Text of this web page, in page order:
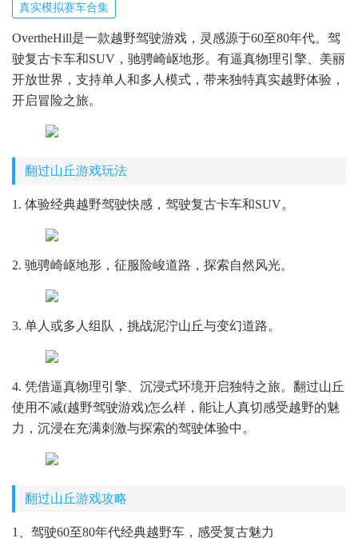
真实模拟赛车合集
OvertheHill是一款越野驾驶游戏，灵感源于60至80年代。驾
驶复古卡车和SUV，驰骋崎岖地形。有逼真物理引擎、美丽
开放世界，支持单人和多人模式，带来独特真实越野体验，
开启冒险之旅。
翻过山丘游戏玩法
1. 体验经典越野驾驶快感，驾驶复古卡车和SUV。
2. 驰骋崎岖地形，征服险峻道路，探索自然风光。
3. 单人或多人组队，挑战泥泞山丘与变幻道路。
4. 凭借逼真物理引擎、沉浸式环境开启独特之旅。翻过山丘
使用不减(越野驾驶游戏)怎么样，能让人真切感受越野的魅
力，沉浸在充满刺激与探索的驾驶体验中。
翻过山丘游戏攻略
1、驾驶60至80年代经典越野车，感受复古魅力